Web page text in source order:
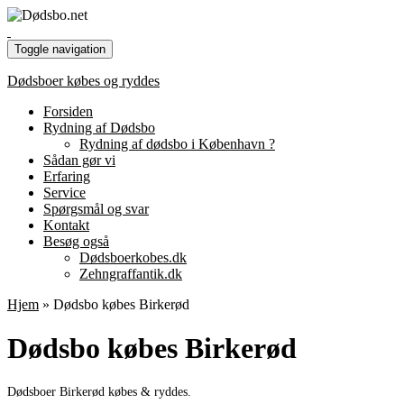
Toggle navigation
Dødsboer købes og ryddes
Forsiden
Rydning af Dødsbo
Rydning af dødsbo i København ?
Sådan gør vi
Erfaring
Service
Spørgsmål og svar
Kontakt
Besøg også
Dødsboerkobes.dk
Zehngraffantik.dk
Hjem » Dødsbo købes Birkerød
Dødsbo købes Birkerød
Dødsboer Birkerød købes & ryddes.